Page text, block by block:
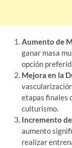
Aumento de
ganar masa
opción
Mejora en la
etapas finales
culturismo.
Incremento
aumento
realizar